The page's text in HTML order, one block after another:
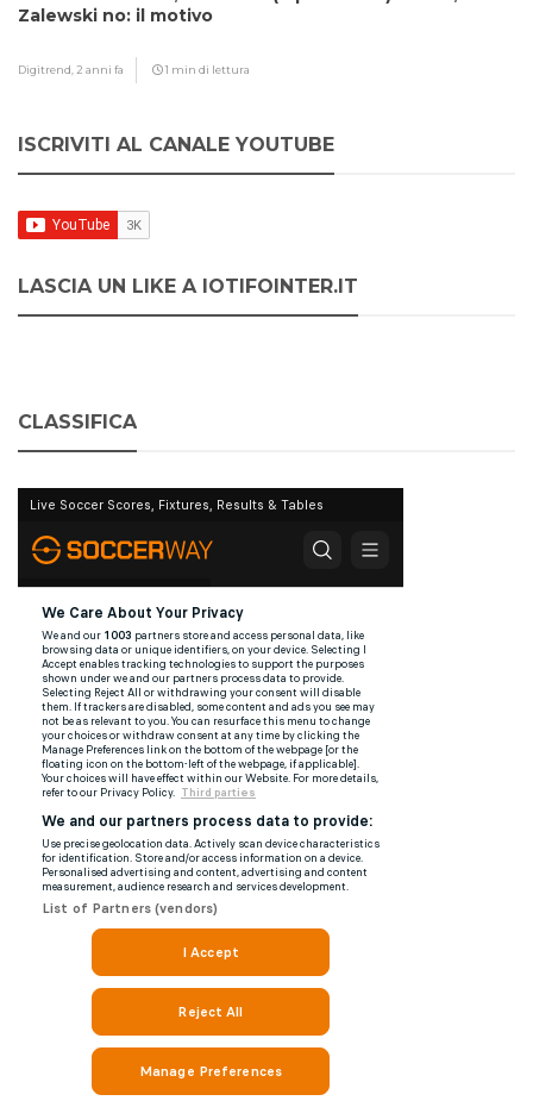
Zalewski no: il motivo
Digitrend, 2 anni fa 1 min di lettura
ISCRIVITI AL CANALE YOUTUBE
LASCIA UN LIKE A IOTIFOINTER.IT
CLASSIFICA